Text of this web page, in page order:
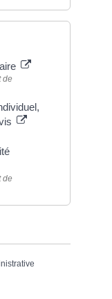
de
de